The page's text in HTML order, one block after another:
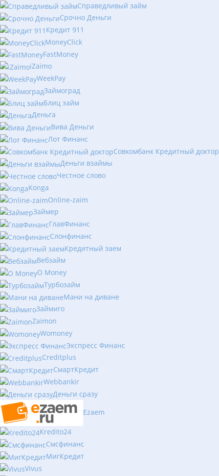
Справедливый займ
Срочно Деньги
Кредит 911
MoneyClick
FastMoney
iZaimo
WeekPay
Займоград
Блиц займ
Деньга
Вива Деньги
Лот Финанс
Совкомбанк Кредитный доктор
Деньги взаймы
Честное слово
Konga
Online-zaim
Займер
ГлавФинанс
Слонфинанс
Кредитный заем
Вебзайм
O Money
Турбозайм
Мани на диване
Займиго
Zaimon
Womoney
Экспресс Финанс
Creditplus
СмартКредит
Webbankir
Деньги сразу
Ezaem
Kredito24
Смсфинанс
МигКредит
Vivus